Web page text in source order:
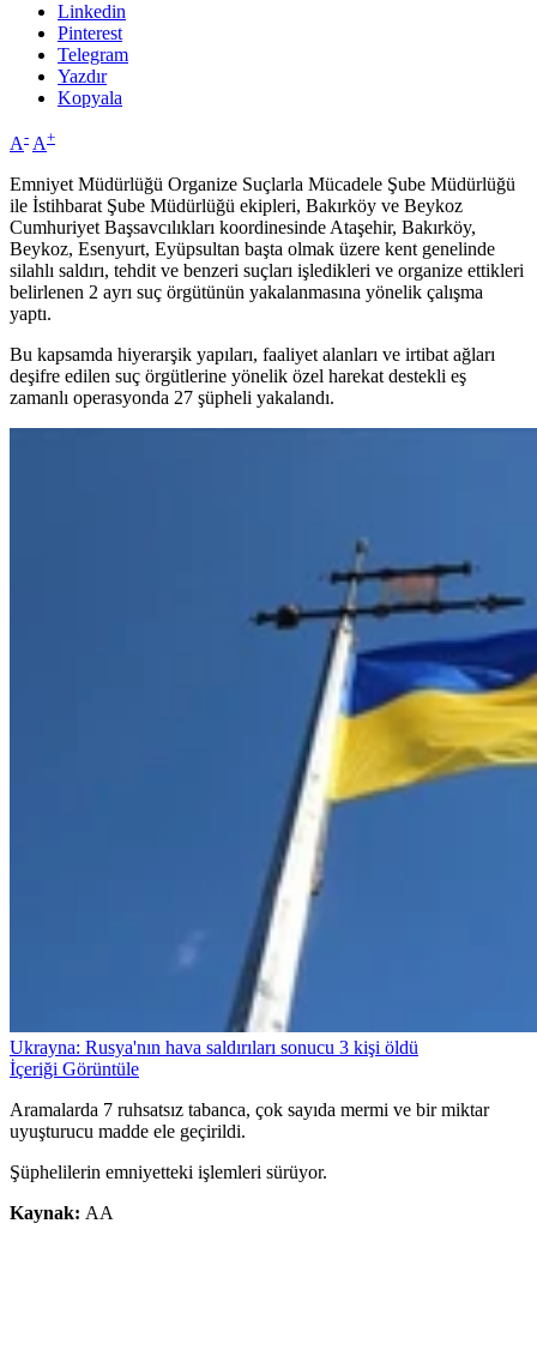
Linkedin
Pinterest
Telegram
Yazdır
Kopyala
A- A+
Emniyet Müdürlüğü Organize Suçlarla Mücadele Şube Müdürlüğü
ile İstihbarat Şube Müdürlüğü ekipleri, Bakırköy ve Beykoz
Cumhuriyet Başsavcılıkları koordinesinde Ataşehir, Bakırköy,
Beykoz, Esenyurt, Eyüpsultan başta olmak üzere kent genelinde
silahlı saldırı, tehdit ve benzeri suçları işledikleri ve organize ettikleri
belirlenen 2 ayrı suç örgütünün yakalanmasına yönelik çalışma
yaptı.
Bu kapsamda hiyerarşik yapıları, faaliyet alanları ve irtibat ağları
deşifre edilen suç örgütlerine yönelik özel harekat destekli eş
zamanlı operasyonda 27 şüpheli yakalandı.
Ukrayna: Rusya'nın hava saldırıları sonucu 3 kişi öldü
İçeriği Görüntüle
Aramalarda 7 ruhsatsız tabanca, çok sayıda mermi ve bir miktar
uyuşturucu madde ele geçirildi.
Şüphelilerin emniyetteki işlemleri sürüyor.
Kaynak: AA